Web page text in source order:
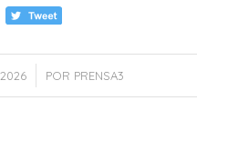
POR PRENSA3